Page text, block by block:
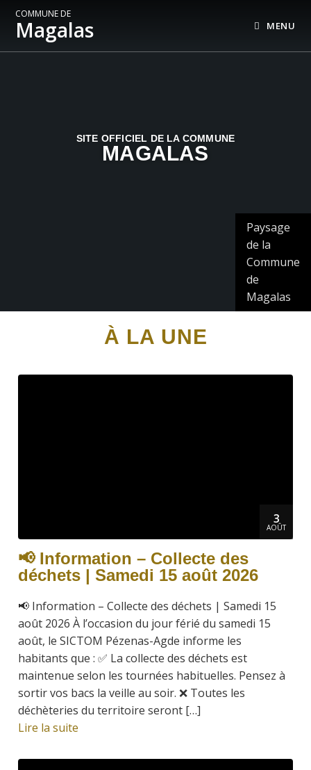
COMMUNE DE
Magalas MENU
Paysage
de la
Commune
de
Magalas
SITE OFFICIEL DE LA COMMUNE
MAGALAS
À LA UNE
3
AOÛT
📢 Information – Collecte des
déchets | Samedi 15 août 2026
📢 Information – Collecte des déchets | Samedi 15
août 2026 À l’occasion du jour férié du samedi 15
août, le SICTOM Pézenas-Agde informe les
habitants que : ✅ La collecte des déchets est
maintenue selon les tournées habituelles. Pensez à
sortir vos bacs la veille au soir. ❌ Toutes les
déchèteries du territoire seront […]
Lire la suite